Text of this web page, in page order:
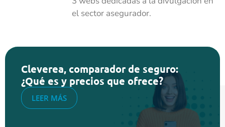
el sector asegurador.
Cleverea, comparador de seguro:
¿Qué es y precios que ofrece?
LEER MÁS